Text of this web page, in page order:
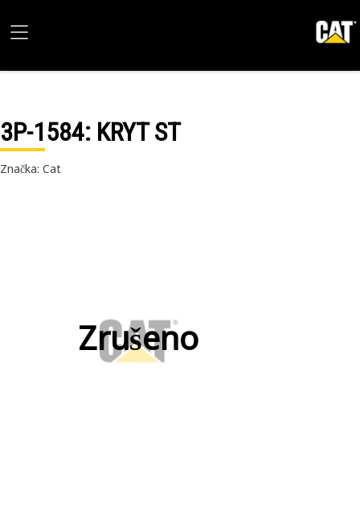
3P-1584: KRYT ST
Značka: Cat
Zrušeno